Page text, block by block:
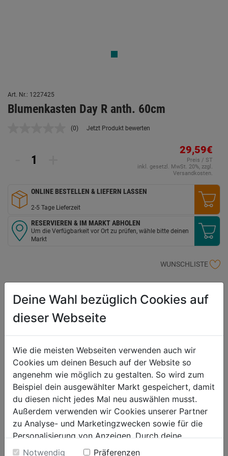
Art. Nr.: 1227425
Blumenkasten Day R anth. 60cm
Kein
(0) Jetzt Produkt bewerten
29,59€
Preis / ST
inkl. gesetzl. MwSt. 20%, zzgl.
Versandkosten.
ONLINE BESTELLEN & LIEFERN LASSEN
2-5 Tage Lieferzeit
RESERVIEREN & IM MARKT ABHOLEN
Um die Verfügbarkeit vor Ort zu prüfen, wähle bitte deinen
Markt
WUNSCHLISTE
Produktbeschreibung
Qualitätsprodukt aus recyceltem Kunststoff Recyclat-Pflanzgefäße
sind recycelbar
Produktinformationen
Herstellerinformationen
Deine Wahl bezüglich Cookies auf
dieser Webseite
Wie die meisten Webseiten verwenden auch wir
Cookies um deinen Besuch auf der Website so
angenehm wie möglich zu gestalten. So wird zum
Beispiel dein ausgewählter Markt gespeichert, damit
du diesen nicht jedes Mal neu auswählen musst.
Außerdem verwenden wir Cookies unserer Partner
zu Analyse- und Marketingzwecken sowie für die
Personalisierung von Anzeigen. Durch deine
Einwilligung werden die Daten von Drittanbieter,
Notwendig
Präferenzen